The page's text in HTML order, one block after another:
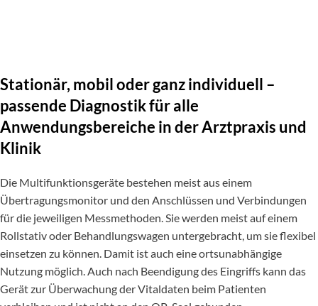
Stationär, mobil oder ganz individuell –
passende Diagnostik für alle
Anwendungsbereiche in der Arztpraxis und
Klinik
Die Multifunktionsgeräte bestehen meist aus einem
Übertragungsmonitor und den Anschlüssen und Verbindungen
für die jeweiligen Messmethoden. Sie werden meist auf einem
Rollstativ oder Behandlungswagen untergebracht, um sie flexibel
einsetzen zu können. Damit ist auch eine ortsunabhängige
Nutzung möglich. Auch nach Beendigung des Eingriffs kann das
Gerät zur Überwachung der Vitaldaten beim Patienten